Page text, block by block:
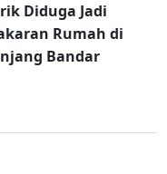
Diduga Jadi
Rumah di
Bandar